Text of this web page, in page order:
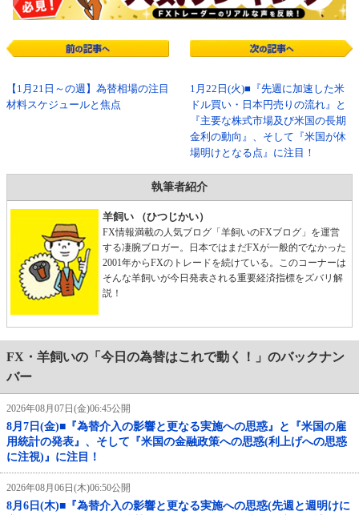
【1月21日～の週】為替相場の注目
材料スケジュールと焦点
1月22日(火)■『先週に加速した米
ドル買い・日本円売りの流れ』と
『主要な株式市場及び米国の長期
金利の動向』、そして『米国が休
場明けとなる点』に注目！
執筆者紹介
羊飼い （ひつじかい）
FX情報満載の人気ブログ「羊飼いのFXブログ」を運営
する凄腕ブロガー。日本ではまだFXが一般的でなかった
2001年からFXのトレードを続けている。このコーナーは
そんな羊飼いが今日発表される重要経済指標をズバリ解
説！
FX・羊飼いの「今日の為替はこれで動く！」のバックナン
バー
2026年08月07日(金)06:45公開
8月7日(金)■『為替介入の影響と更なる実施への思惑』と『米国の雇
用統計の発表』、そして『米国の金融政策への思惑(利上げへの思惑
に注視)』に注目！
2026年08月06日(木)06:50公開
8月6日(木)■『為替介入の影響と更なる実施への思惑(先週と週明けに